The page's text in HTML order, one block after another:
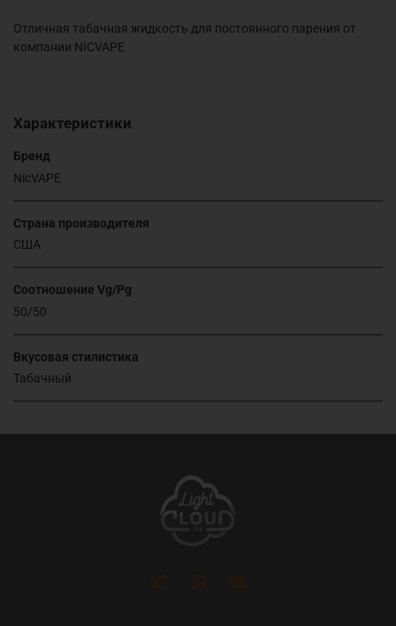
Отличная табачная жидкость для постоянного парения от
компании NICVAPE
Характеристики
Бренд
NicVAPE
Страна производителя
США
Соотношение Vg/Pg
50/50
Вкусовая стилистика
Табачный